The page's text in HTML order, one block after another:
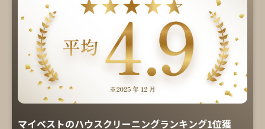
マイベストのハウスクリーニングランキング1位獲